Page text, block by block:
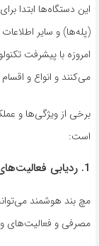
این دستگاه‌ها ابتدا
(پله‌ها) و سایر
امروزه با پیشرفت
می‌کنند و انواع و
برخی از ویژگی‌ها و
است:
1. ردیابی فعالیت‌های ورزشی:
مچ بند هوشمند
مصرفی و فعالیت‌های